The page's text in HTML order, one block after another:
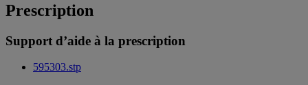
Prescription
Support d’aide à la prescription
595303.stp